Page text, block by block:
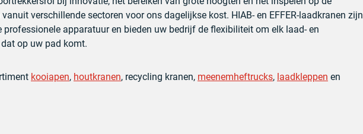
verschillende sectoren voor ons dagelijkse kost. HIAB- en EFFER-laadkranen zijn
professionele apparatuur en bieden uw bedrijf de flexibiliteit om elk laad- en
op uw pad komt.
kooiapen, houtkranen, recycling kranen, meenemheftrucks, laadkleppen en